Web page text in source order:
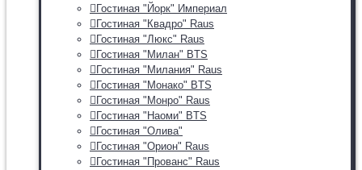
Гостиная "Йорк" Империал
Гостиная "Квадро" Raus
Гостиная "Люкс" Raus
Гостиная "Милан" BTS
Гостиная "Милания" Raus
Гостиная "Монако" BTS
Гостиная "Монро" Raus
Гостиная "Наоми" BTS
Гостиная "Олива"
Гостиная "Орион" Raus
Гостиная "Прованс" Raus